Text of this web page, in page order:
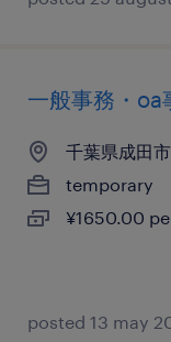
一般事務・oa
千葉県成田
temporary
¥1650.00
posted 13 may